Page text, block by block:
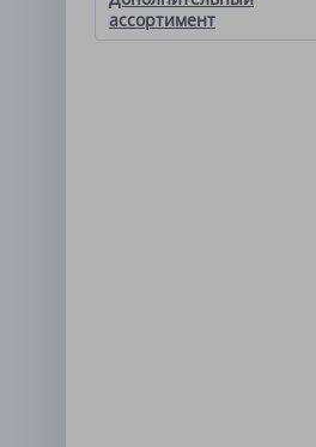
ассортимент